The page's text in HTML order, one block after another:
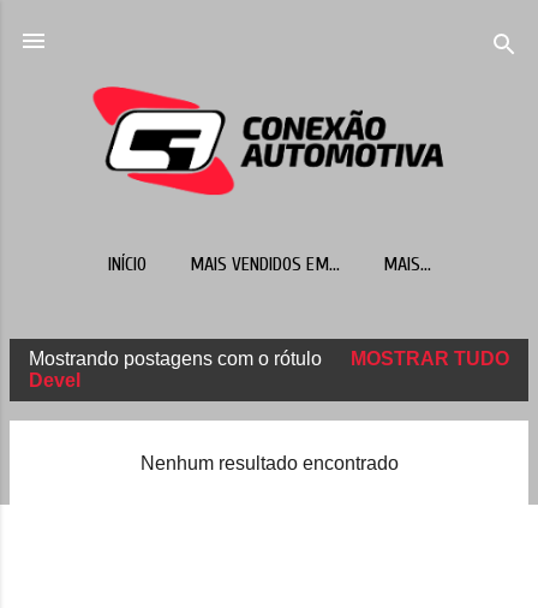
INÍCIO MAIS VENDIDOS EM... MAIS…
o
Mostrando postagens com o rótulo
Devel
MOSTRAR TUDO
Nenhum resultado encontrado